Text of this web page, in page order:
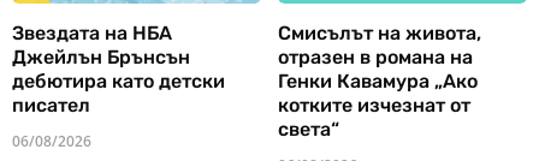
Звездата на НБА
Джейлън Брънсън
дебютира като детски
писател
06/08/2026
Смисълът на живота,
отразен в романа на
Генки Кавамура „Ако
котките изчезнат от
света“